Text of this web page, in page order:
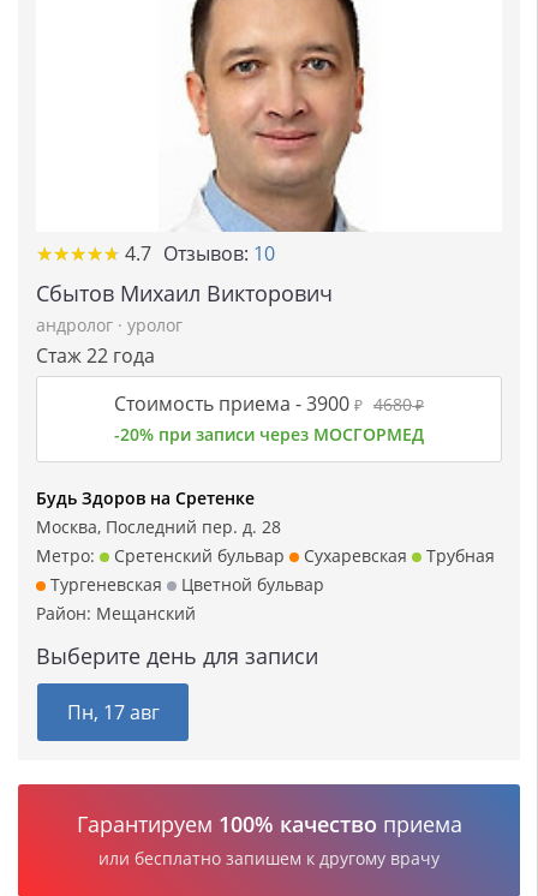
★★★★★
★★★★★ 4.7 Отзывов: 10
Сбытов Михаил Викторович
андролог · уролог
Стаж 22 года
Стоимость приема -3900 ₽ 4680₽
-20% при записи через МОСГОРМЕД
Будь Здоров на Сретенке
Москва, Последний пер. д. 28
Метро:
Сретенский бульвар Сухаревская
Трубная
Тургеневская
Цветной бульвар
Район: Мещанский
Выберите день для записи
Пн, 17 авг
Гарантируем 100% качество приема
или бесплатно запишем к другому врачу